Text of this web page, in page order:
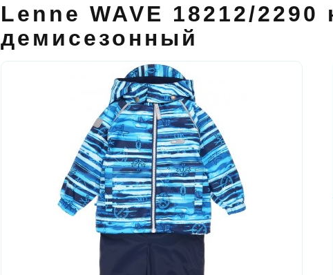
Lenne WAVE 18212/2290
демисезонный